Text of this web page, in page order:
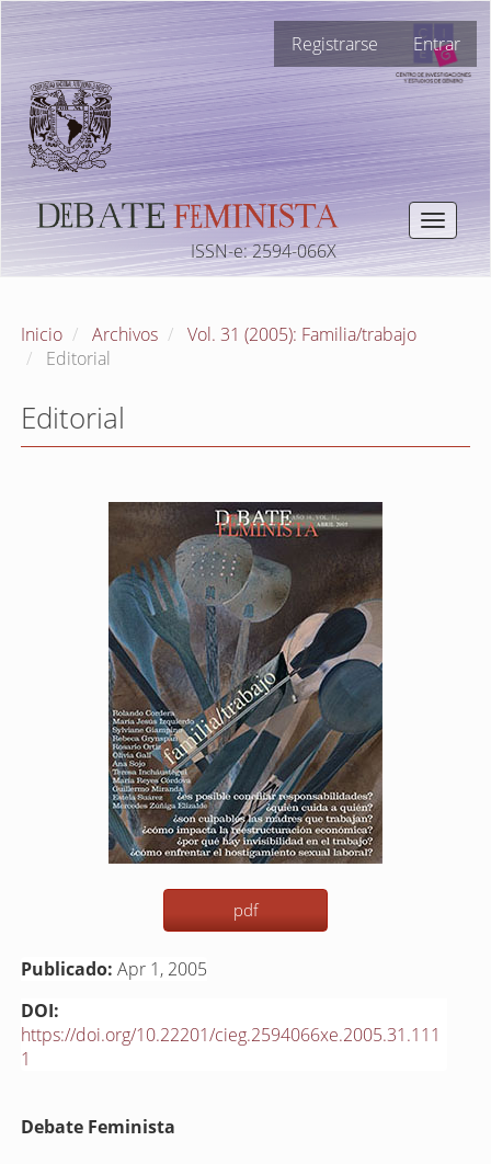
Navegación
principal
Contenido
principal
Barra
lateral
Registrarse Entrar
Toggle
ISSN-e: 2594-066X
Inicio Archivos
Vol. 31 (2005): Familia/trabajo
Editorial
Editorial
pdf
Publicado: Apr 1, 2005
DOI:
https://doi.org/10.22201/cieg.2594066xe.2005.31.111
1
Contenido
Debate Feminista